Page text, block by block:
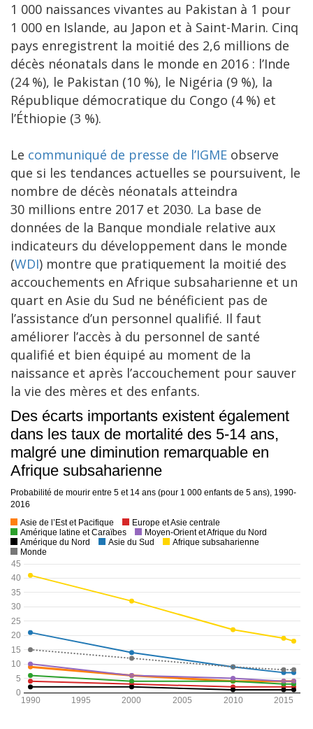
1 000 naissances vivantes au Pakistan à 1 pour
1 000 en Islande, au Japon et à Saint-Marin. Cinq
pays enregistrent la moitié des 2,6 millions de
décès néonatals dans le monde en 2016 : l’Inde
(24 %), le Pakistan (10 %), le Nigéria (9 %), la
République démocratique du Congo (4 %) et
l’Éthiopie (3 %).
Le communiqué de presse de l’IGME observe
que si les tendances actuelles se poursuivent, le
nombre de décès néonatals atteindra
30 millions entre 2017 et 2030. La base de
données de la Banque mondiale relative aux
indicateurs du développement dans le monde
(WDI) montre que pratiquement la moitié des
accouchements en Afrique subsaharienne et un
quart en Asie du Sud ne bénéficient pas de
l’assistance d’un personnel qualifié. Il faut
améliorer l’accès à du personnel de santé
qualifié et bien équipé au moment de la
naissance et après l’accouchement pour sauver
la vie des mères et des enfants.